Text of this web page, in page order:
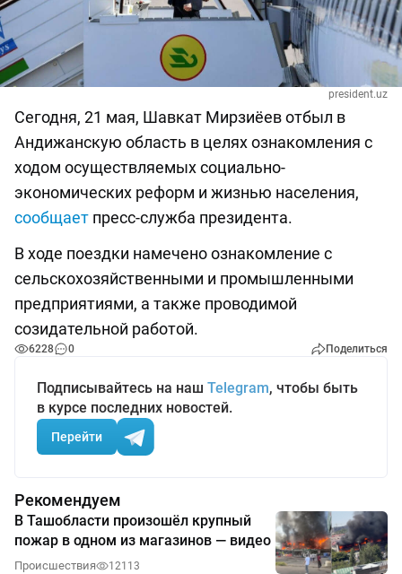
president.uz
Сегодня, 21 мая, Шавкат Мирзиёев отбыл в
Андижанскую область в целях ознакомления с
ходом осуществляемых социально-
экономических реформ и жизнью населения,
сообщает пресс-служба президента.
В ходе поездки намечено ознакомление с
сельскохозяйственными и промышленными
предприятиями, а также проводимой
созидательной работой.
6228 0 Поделиться
Подписывайтесь на наш Telegram, чтобы быть
в курсе последних новостей.
Перейти
Рекомендуем
В Ташобласти произошёл крупный
пожар в одном из магазинов — видео
Происшествия 12113